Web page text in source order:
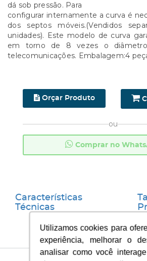
Utilizamos cookies para
experiência, melhorar o
analisar como você
Utilizamos cookies para
experiência, melhorar o
analisar como você
dá sob pressão. Para
configurar internamente a curva é
dos septos móveis.(Vendidos
unidades). Este modelo de curva
em torno de 8 vezes o
telecomunicações. Embalagem:4
Orçar Produto
ou
Comprar no
Características
Técnicas